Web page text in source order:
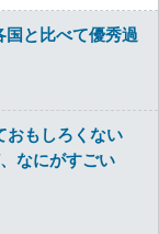
国と比べて優秀過
おもしろくない
なにがすごい